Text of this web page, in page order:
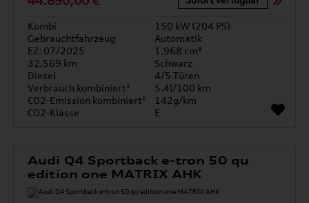
Kombi
150 kW (204 PS)
Gebrauchtfahrzeug
Automatik
EZ: 07/2025
1.968 cm³
32.569 km
Schwarz
Diesel
4/5 Türen
Verbrauch kombiniert¹
5.4l/100 km
CO2-Emission kombiniert¹
142g/km
CO2-Klasse
E
Audi Q4 Sportback e-tron 50 qu
edition one MATRIX AHK